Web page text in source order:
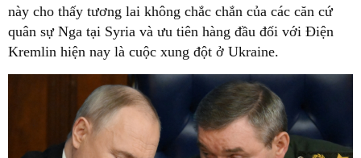
này cho thấy tương lai không chắc chắn của các căn cứ
quân sự Nga tại Syria và ưu tiên hàng đầu đối với Điện
Kremlin hiện nay là cuộc xung đột ở Ukraine.